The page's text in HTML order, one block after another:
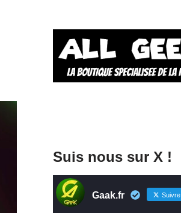
Suis nous sur X !
Gaak.fr Suivre